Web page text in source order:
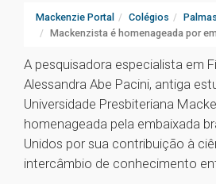
Mackenzie Portal Colégios Palmas
Mackenzista é homenageada por
A pesquisadora especialista em
Alessandra Abe Pacini, antiga
Universidade Presbiteriana
homenageada pela embaixada
Unidos por sua contribuição à
intercâmbio de conhecimento